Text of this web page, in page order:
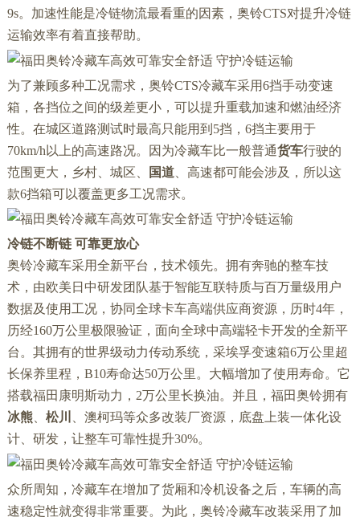
9s。加速性能是冷链物流最看重的因素，奥铃CTS对提升冷链
运输效率有着直接帮助。
为了兼顾多种工况需求，奥铃CTS冷藏车采用6挡手动变速
箱，各挡位之间的级差更小，可以提升重载加速和燃油经济
性。在城区道路测试时最高只能用到5挡，6挡主要用于
70km/h以上的高速路况。因为冷藏车比一般普通货车行驶的
范围更大，乡村、城区、
国道、高速都可能会涉及，所以这
款6挡箱可以覆盖更多工况需求。
冷链不断链 可靠更放心
奥铃冷藏车采用全新平台，技术领先。拥有奔驰的整车技
术，由欧美日中研发团队基于智能互联特质与百万量级用户
数据及使用工况，协同全球卡车高端供应商资源，历时4年，
历经160万公里极限验证，面向全球中高端轻卡开发的全新平
台。其拥有的世界级动力传动系统，采埃孚变速箱6万公里超
长保养里程，B10寿命达50万公里。大幅增加了使用寿命。它
搭载福田康明斯动力，2万公里长换油。并且，福田奥铃拥有
冰熊、 松川 、澳柯玛等众多改装厂资源，底盘上装一体化设
计、研发，让整车可靠性提升30%。
众所周知，冷藏车在增加了货厢和冷机设备之后，车辆的高
速稳定性就变得非常重要。为此，奥铃冷藏车改装采用了加